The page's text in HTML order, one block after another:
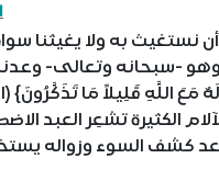
نستغيث به ولا يغيثنا
وهو -سبحانه وتعالى-
الكثيرة تشعِر العبد
كشف السوء وزواله